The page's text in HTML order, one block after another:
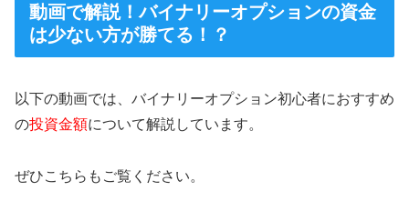
動画で解説！バイナリーオプションの資金
は少ない方が勝てる！？
以下の動画では、バイナリーオプション初心者におすすめ
の投資金額について解説しています。
ぜひこちらもご覧ください。